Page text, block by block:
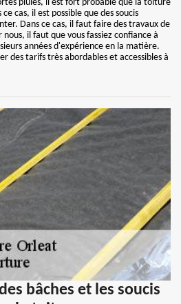
pluies, il est fort probable que la toiture
cas, il est possible que des soucis
Dans ce cas, il faut faire des travaux de
nous, il faut que vous fassiez confiance à
années d'expérience en la matière.
des tarifs très abordables et accessibles à
bâches et les soucis